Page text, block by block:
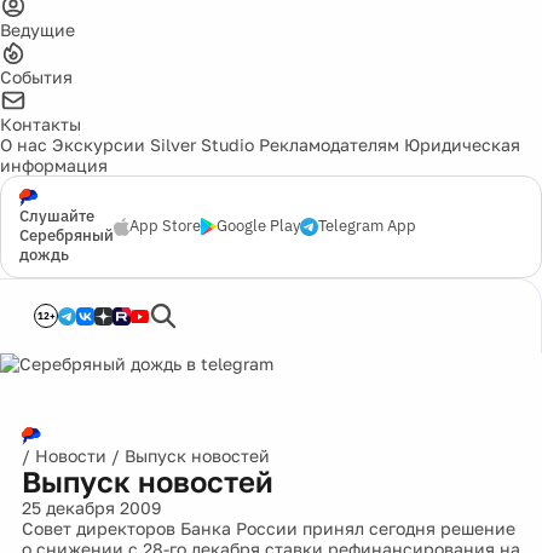
Ведущие
События
Контакты
О нас Экскурсии Silver Studio Рекламодателям Юридическая
информация
Слушайте
Серебряный
дождь
App Store Google Play Telegram App
12+
/ Новости / Выпуск новостей
Выпуск новостей
25 декабря 2009
Совет директоров Банка России принял сегодня решение